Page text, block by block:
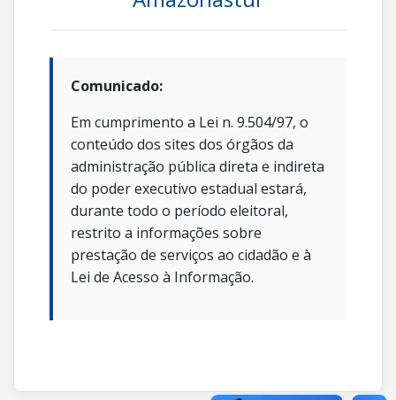
Comunicado:
Em cumprimento a Lei n. 9.504/97, o
conteúdo dos sites dos órgãos da
administração pública direta e indireta
do poder executivo estadual estará,
durante todo o período eleitoral,
restrito a informações sobre
prestação de serviços ao cidadão e à
Lei de Acesso à Informação.